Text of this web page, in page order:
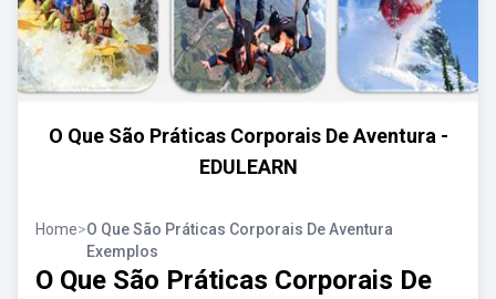
O Que São Práticas Corporais De Aventura -
EDULEARN
Home>O Que São Práticas Corporais De Aventura
Exemplos
O Que São Práticas Corporais De